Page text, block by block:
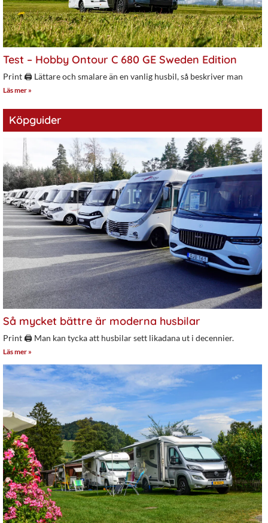
Test – Hobby Ontour C 680 GE Sweden Edition
Print 🖨 Lättare och smalare än en vanlig husbil, så beskriver man
Läs mer »
Köpguider
Så mycket bättre är moderna husbilar
Print 🖨 Man kan tycka att husbilar sett likadana ut i decennier.
Läs mer »